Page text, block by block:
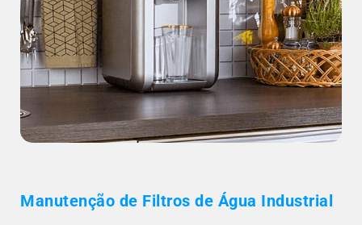
Manutenção de Filtros de Água Industrial